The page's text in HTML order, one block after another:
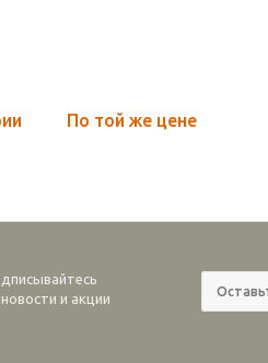
По той же цене
новости и акции